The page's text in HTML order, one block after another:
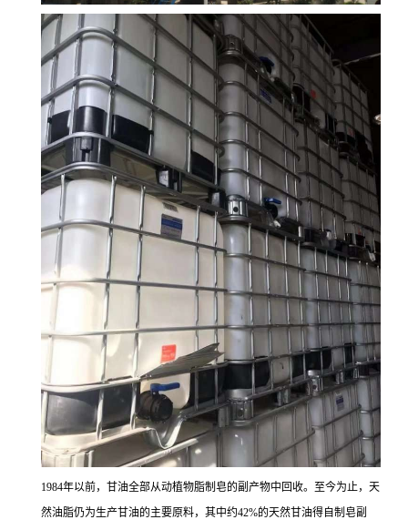
1984年以前，甘油全部从动植物脂制皂的副产物中回收。至今为止，天
然油脂仍为生产甘油的主要原料，其中约42%的天然甘油得自制皂副